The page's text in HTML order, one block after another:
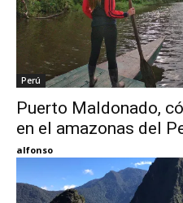
Perú
Puerto Maldonado,
en el amazonas del
alfonso